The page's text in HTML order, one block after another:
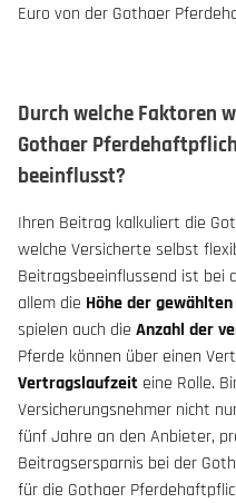
Euro von der Gothaer
Durch welche Faktoren
Gothaer
beeinflusst?
Ihren Beitrag kalkuliert die
welche Versicherte selbst
Beitragsbeeinflussend ist bei
allem die Höhe der
spielen auch die Anzahl der
Pferde können über einen
Vertragslaufzeit eine Rolle.
Versicherungsnehmer nicht
fünf Jahre an den Anbieter,
Beitragsersparnis bei der
für die Gothaer